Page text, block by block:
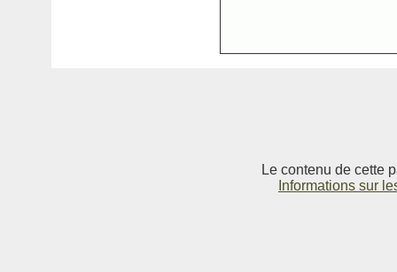
Le contenu de cette
Informations sur